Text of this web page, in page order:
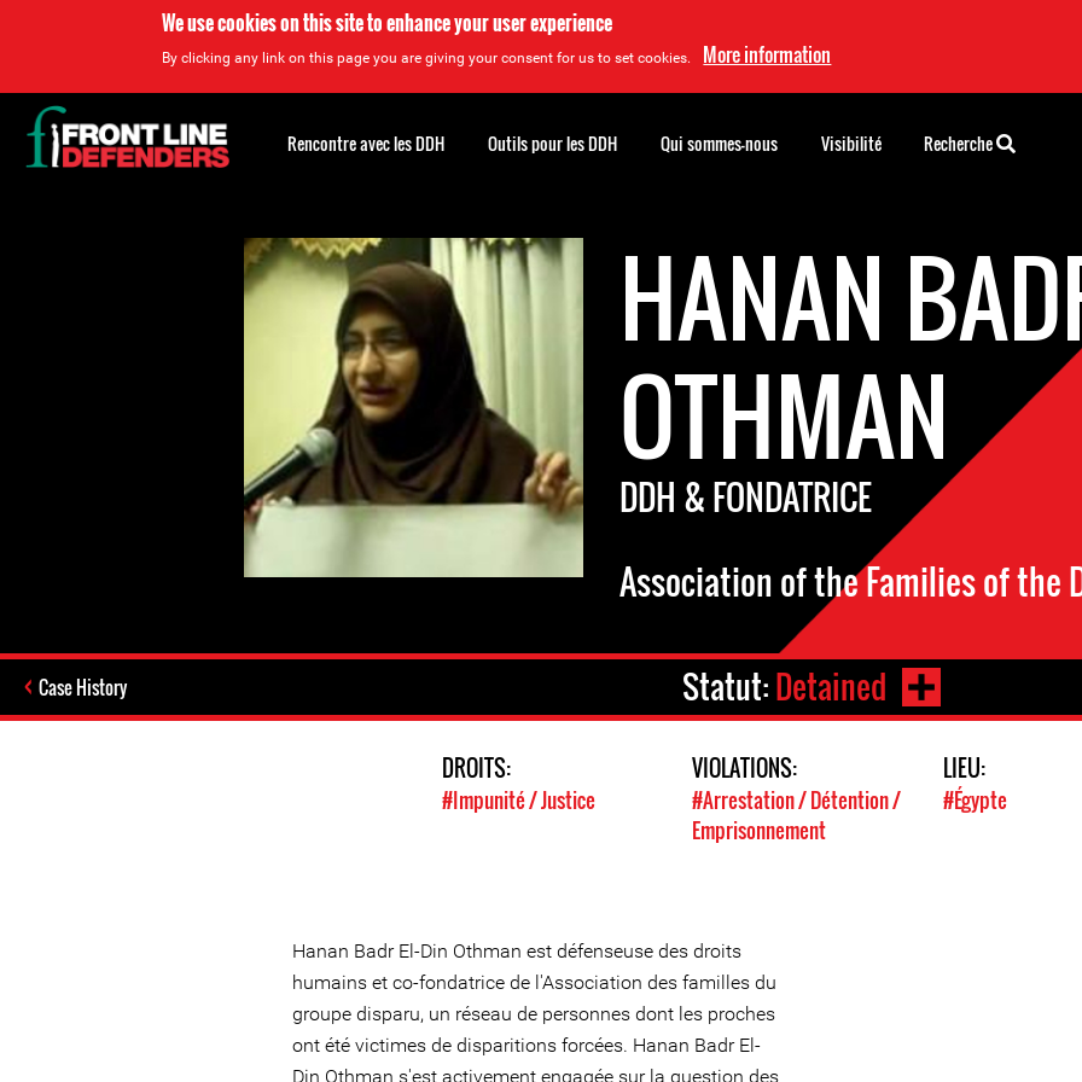
We use cookies on this site to enhance your user experience
By clicking any link on this page you are giving your consent for us to set cookies. More information
HANAN
OTHMAN
DDH & FONDATRICE
Association of the Families of the
Case History Statut:Detained
DROITS:
#Impunité / Justice
VIOLATIONS:
#Arrestation / Détention /
Emprisonnement
LIEU:
#Égypte
Hanan Badr El-Din Othman est défenseuse des droits
humains et co-fondatrice de l'Association des familles du
groupe disparu, un réseau de personnes dont les proches
ont été victimes de disparitions forcées. Hanan Badr El-
Din Othman s'est activement engagée sur la question des
Back
to
top
Rencontre avec les DDH Outils pour les DDH Qui sommes-nous Visibilité Recherche